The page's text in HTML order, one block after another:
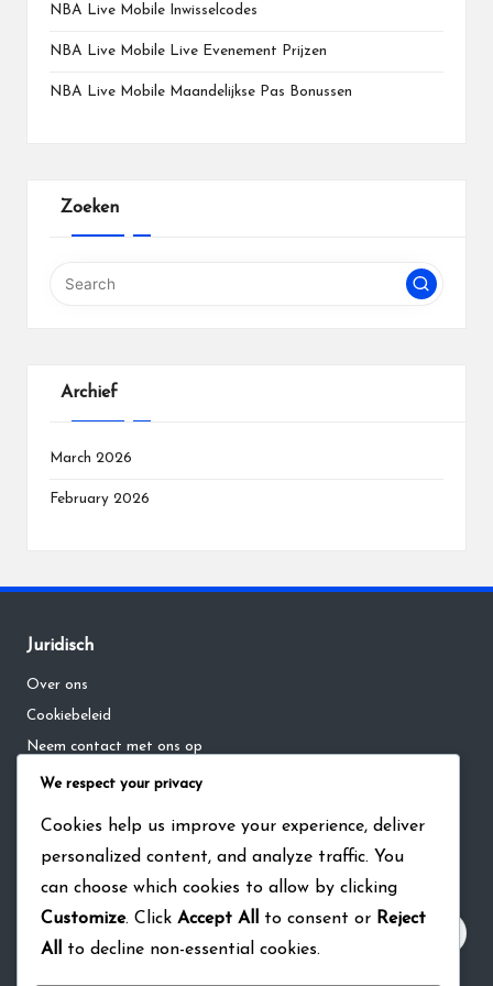
NBA Live Mobile Inwisselcodes
NBA Live Mobile Live Evenement Prijzen
NBA Live Mobile Maandelijkse Pas Bonussen
Zoeken
Archief
March 2026
February 2026
Juridisch
Over ons
Cookiebeleid
Neem contact met ons op
Privacybeleid
Zoeken
We respect your privacy
Cookies help us improve your experience, deliver
personalized content, and analyze traffic. You
can choose which cookies to allow by clicking
Customize. Click Accept All to consent or Reject
All
to decline non-essential cookies.